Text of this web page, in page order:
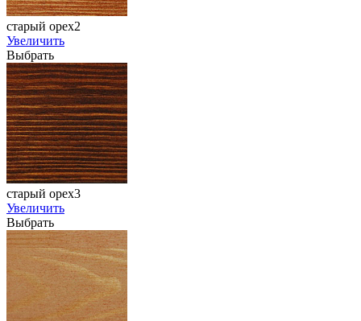
старый орех2
Увеличить
Выбрать
старый орех3
Увеличить
Выбрать